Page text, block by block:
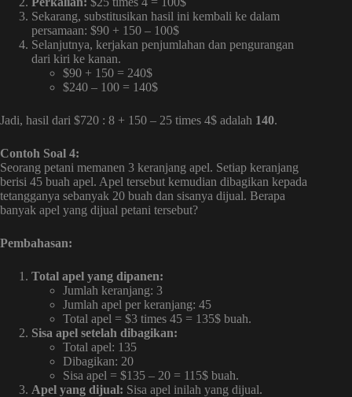
Sekarang, substitusikan hasil ini kembali ke dalam
persamaan: $90 + 150 – 100$
Selanjutnya, kerjakan penjumlahan dan pengurangan
dari kiri ke kanan.
$90 + 150 = 240$
$240 – 100 = 140$
Jadi, hasil dari $720 : 8 + 150 – 25 times 4$ adalah 140.
Contoh Soal 4:
Seorang petani memanen 3 keranjang apel. Setiap keranjang
berisi 45 buah apel. Apel tersebut kemudian dibagikan kepada
tetangganya sebanyak 20 buah dan sisanya dijual. Berapa
banyak apel yang dijual petani tersebut?
Pembahasan:
Total apel yang dipanen:
Jumlah keranjang: 3
Jumlah apel per keranjang: 45
Total apel = $3 times 45 = 135$ buah.
Sisa apel setelah dibagikan:
Total apel: 135
Dibagikan: 20
Sisa apel = $135 – 20 = 115$ buah.
Apel yang dijual: Sisa apel inilah yang dijual.